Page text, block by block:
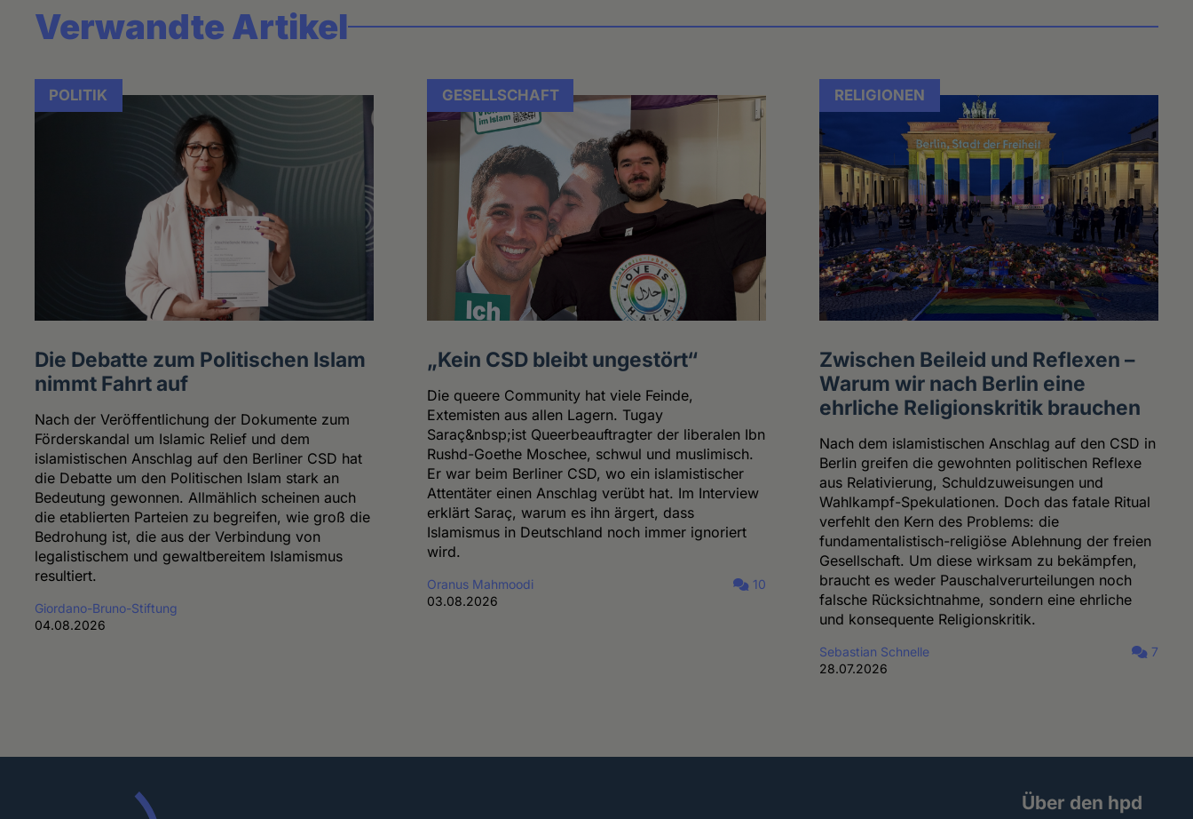
Verwandte Artikel
POLITIK
Die Debatte zum Politischen Islam
nimmt Fahrt auf
Nach der Veröffentlichung der Dokumente zum
Förderskandal um Islamic Relief und dem
islamistischen Anschlag auf den Berliner CSD hat
die Debatte um den Politischen Islam stark an
Bedeutung gewonnen. Allmählich scheinen auch
die etablierten Parteien zu begreifen, wie groß die
Bedrohung ist, die aus der Verbindung von
legalistischem und gewaltbereitem Islamismus
resultiert.
Giordano-Bruno-Stiftung
04.08.2026
GESELLSCHAFT
„Kein CSD bleibt ungestört“
Die queere Community hat viele Feinde,
Extemisten aus allen Lagern. Tugay
Saraç&nbsp;ist Queerbeauftragter der liberalen Ibn
Rushd-Goethe Moschee, schwul und muslimisch.
Er war beim Berliner CSD, wo ein islamistischer
Attentäter einen Anschlag verübt hat. Im Interview
erklärt Saraç, warum es ihn ärgert, dass
Islamismus in Deutschland noch immer ignoriert
wird.
Oranus Mahmoodi
03.08.2026
10
RELIGIONEN
Zwischen Beileid und Reflexen –
Warum wir nach Berlin eine
ehrliche Religionskritik brauchen
Nach dem islamistischen Anschlag auf den CSD in
Berlin greifen die gewohnten politischen Reflexe
aus Relativierung, Schuldzuweisungen und
Wahlkampf-Spekulationen. Doch das fatale Ritual
verfehlt den Kern des Problems: die
fundamentalistisch-religiöse Ablehnung der freien
Gesellschaft. Um diese wirksam zu bekämpfen,
braucht es weder Pauschalverurteilungen noch
falsche Rücksichtnahme, sondern eine ehrliche
und konsequente Religionskritik.
Sebastian Schnelle
28.07.2026
7
Über den hpd